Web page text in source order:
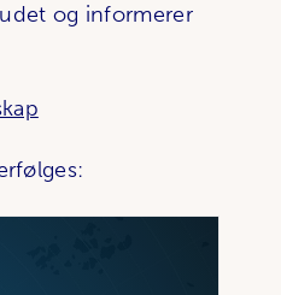
og informerer